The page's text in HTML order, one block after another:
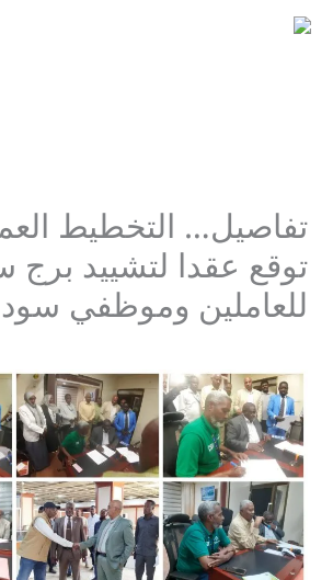
تخطي
إلى
تفاصيل… التخطيط
توقع عقدا لتشييد
للعاملين وموظفي